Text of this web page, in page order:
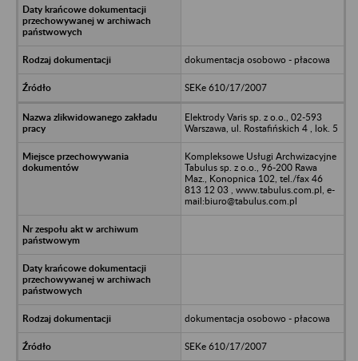
dokumentacja osobowo - płacowa
SEKe 610/17/2007
Elektrody Varis sp. z o.o., 02-593
Warszawa, ul. Rostafińskich 4 , lok. 5
Kompleksowe Usługi Archwizacyjne
Tabulus sp. z o.o., 96-200 Rawa
Maz., Konopnica 102, tel./fax 46
813 12 03 , www.tabulus.com.pl, e-
mail:biuro@tabulus.com.pl
dokumentacja osobowo - płacowa
SEKe 610/17/2007